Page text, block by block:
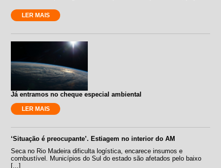
LER MAIS
Já entramos no cheque especial ambiental
LER MAIS
‘Situação é preocupante’. Estiagem no interior do AM
Seca no Rio Madeira dificulta logística, encarece insumos e
combustível. Municípios do Sul do estado são afetados pelo baixo
[...]